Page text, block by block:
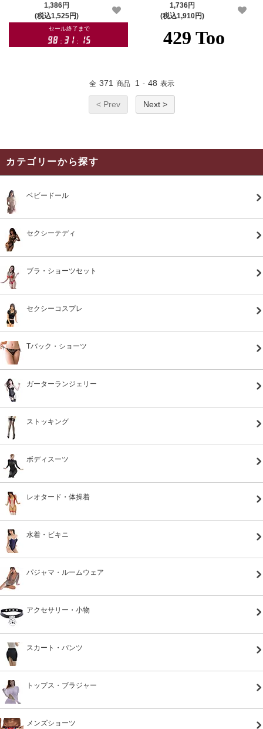
1,386円
(税込1,525円)
1,736円
(税込1,910円)
全 371 商品 1 - 48 表示
< Prev Next >
カテゴリーから探す
ベビードール
セクシーテディ
ブラ・ショーツセット
セクシーコスプレ
Tバック・ショーツ
ガーターランジェリー
ストッキング
ボディスーツ
レオタード・体操着
水着・ビキニ
パジャマ・ルームウェア
アクセサリー・小物
スカート・パンツ
トップス・ブラジャー
メンズショーツ